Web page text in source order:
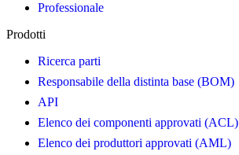
Professionale
Prodotti
Ricerca parti
Responsabile della distinta base (BOM)
API
Elenco dei componenti approvati (ACL)
Elenco dei produttori approvati (AML)